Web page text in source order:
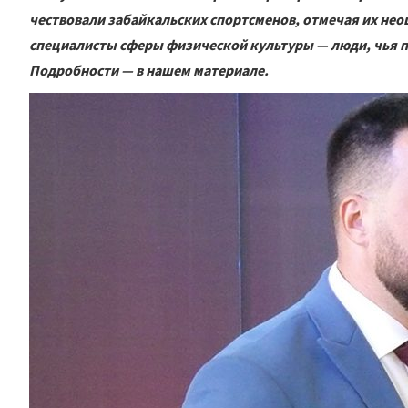
чествовали забайкальских спортсменов, отмечая их
специалисты сферы физической культуры — люди, чья
Подробности — в нашем материале.